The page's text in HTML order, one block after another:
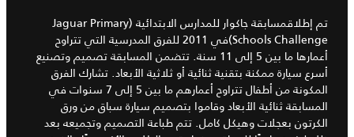
تم إطلاقمسابقة جاكوار للمدارس الابتدائية (Jaguar Primary
Schools Challenge)في 2011 للفرق المدرسية التي تتراوح
أعمارها ما بين 5 إلى 11 سنة. تتضمن المسابقة تصميم وتصنيع
أسرع سيارة ممكنة بتقنية ثنائية أو ثلاثية الأبعاد. تشارك الفرق
المكونة من أطفال تتراوح أعمارهم ما بين 5 إلى 7 سنوات في
المسابقة ثنائية الأبعاد وقاموا بتصميم سيارة سباق من ورق
الكرتون بعجلات وهيكل كامل. تتم طباعة التصميم وتجميعه بعد